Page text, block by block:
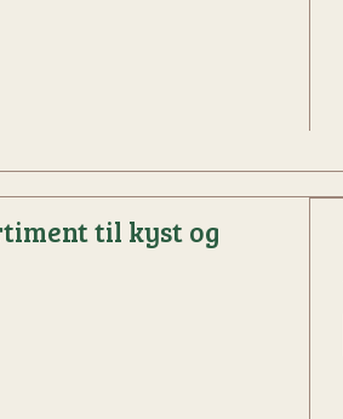
til kyst og